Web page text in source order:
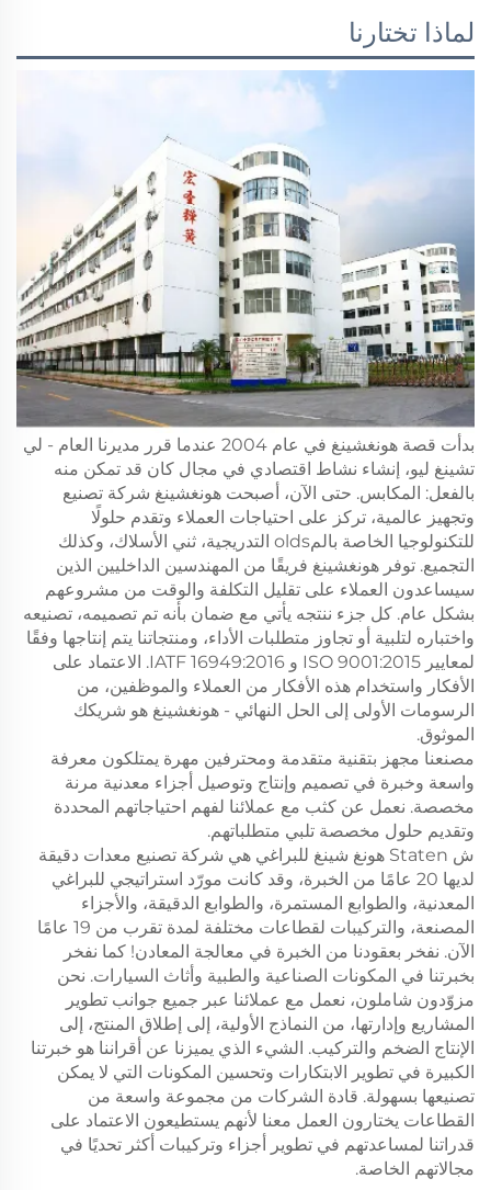
لماذا تختارنا
بدأت قصة هونغشينغ في عام 2004 عندما قرر مديرنا العام - لي
تشينغ ليو، إنشاء نشاط اقتصادي في مجال كان قد تمكن منه
بالفعل: المكابس. حتى الآن، أصبحت هونغشينغ شركة تصنيع
وتجهيز عالمية، تركز على احتياجات العملاء وتقدم حلولًا
للتكنولوجيا الخاصة بالمolds التدريجية، ثني الأسلاك، وكذلك
التجميع. توفر هونغشينغ فريقًا من المهندسين الداخليين الذين
سيساعدون العملاء على تقليل التكلفة والوقت من مشروعهم
بشكل عام. كل جزء ننتجه يأتي مع ضمان بأنه تم تصميمه، تصنيعه
واختباره لتلبية أو تجاوز متطلبات الأداء، ومنتجاتنا يتم إنتاجها وفقًا
لمعايير ISO 9001:2015 و IATF 16949:2016. الاعتماد على
الأفكار واستخدام هذه الأفكار من العملاء والموظفين، من
الرسومات الأولى إلى الحل النهائي - هونغشينغ هو شريكك
الموثوق.
مصنعنا مجهز بتقنية متقدمة ومحترفين مهرة يمتلكون معرفة
واسعة وخبرة في تصميم وإنتاج وتوصيل أجزاء معدنية مرنة
مخصصة. نعمل عن كثب مع عملائنا لفهم احتياجاتهم المحددة
وتقديم حلول مخصصة تلبي متطلباتهم.
ش Staten هونغ شينغ للبراغي هي شركة تصنيع معدات دقيقة
لديها 20 عامًا من الخبرة، وقد كانت مورّد استراتيجي للبراغي
المعدنية، والطوابع المستمرة، والطوابع الدقيقة، والأجزاء
المصنعة، والتركيبات لقطاعات مختلفة لمدة تقرب من 19 عامًا
الآن. نفخر بعقودنا من الخبرة في معالجة المعادن! كما نفخر
بخبرتنا في المكونات الصناعية والطبية وأثاث السيارات. نحن
مزوّدون شاملون، نعمل مع عملائنا عبر جميع جوانب تطوير
المشاريع وإدارتها، من النماذج الأولية، إلى إطلاق المنتج، إلى
الإنتاج الضخم والتركيب. الشيء الذي يميزنا عن أقراننا هو خبرتنا
الكبيرة في تطوير الابتكارات وتحسين المكونات التي لا يمكن
تصنيعها بسهولة. قادة الشركات من مجموعة واسعة من
القطاعات يختارون العمل معنا لأنهم يستطيعون الاعتماد على
قدراتنا لمساعدتهم في تطوير أجزاء وتركيبات أكثر تحديًا في
مجالاتهم الخاصة.